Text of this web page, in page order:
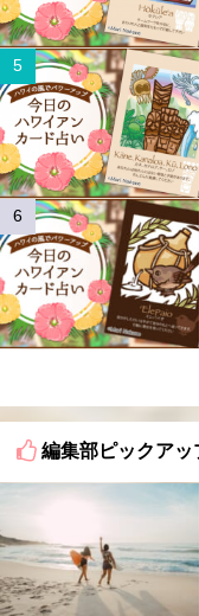
編集部ピックアッ